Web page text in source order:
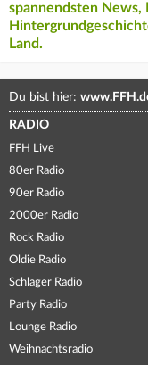
spannendsten News,
Land.
Du bist hier:
RADIO
FFH Live
80er Radio
90er Radio
2000er Radio
Rock Radio
Oldie Radio
Schlager Radio
Party Radio
Lounge Radio
Weihnachtsradio